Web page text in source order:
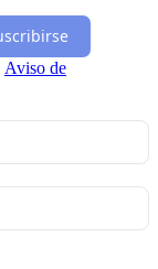
Aviso de